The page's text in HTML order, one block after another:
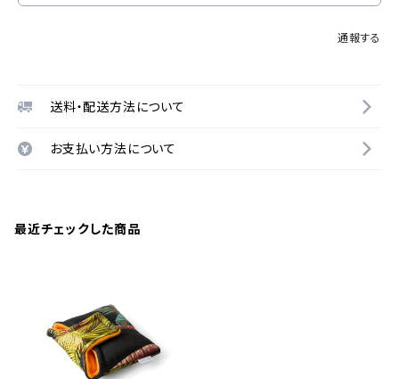
通報する
送料・配送方法について
お支払い方法について
最近チェックした商品